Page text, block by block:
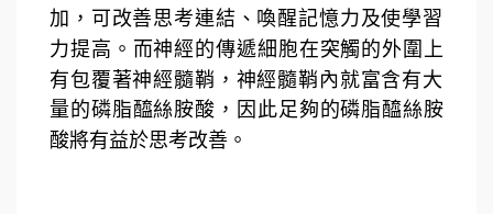
加，可改善思考連結、喚醒記憶力及使學習
力提高。而神經的傳遞細胞在突觸的外圍上
有包覆著神經髓鞘， 神經髓鞘內就富含有大
量的磷脂醯絲胺酸，因此足夠的磷脂醯絲胺
酸將有益於思考改善。